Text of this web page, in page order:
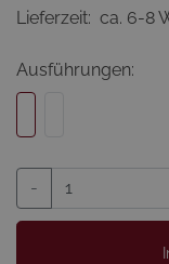
Lieferzeit: ca. 6-8
Ausführungen:
-